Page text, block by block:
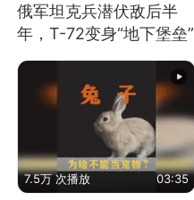
俄军坦克兵潜伏敌后半
年，T-72变身“地下堡垒”
7.5万 次播放 03:35